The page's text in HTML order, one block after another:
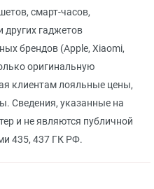
смарт-часов,
других гаджетов
брендов (Apple, Xiaomi,
оригинальную
клиентам лояльные цены,
Сведения, указанные на
и не являются публичной
435, 437 ГК РФ.